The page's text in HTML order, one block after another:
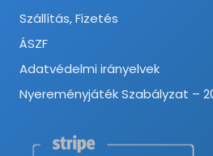
Szállítás, Fizetés
ÁSZF
Adatvédelmi irányelvek
Nyereményjáték Szabályzat –